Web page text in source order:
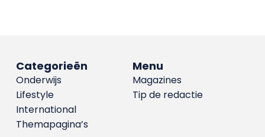
Menu
Magazines
Tip de redactie
Categorieën
Onderwijs
Lifestyle
International
Themapagina’s